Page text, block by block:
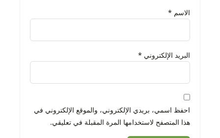
الاسم *
البريد الإلكتروني *
احفظ اسمي، بريدي الإلكتروني، والموقع الإلكتروني في
هذا المتصفح لاستخدامها المرة المقبلة في تعليقي.